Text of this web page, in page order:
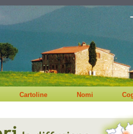
Cartoline Nomi